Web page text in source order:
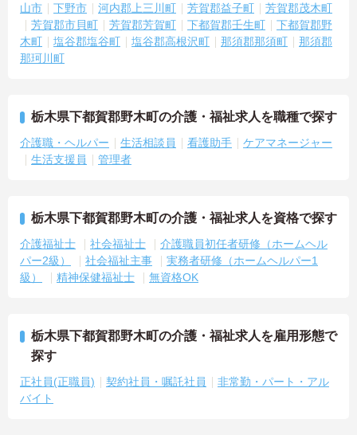
山市
下野市 河内郡上三川町 芳賀郡益子町
芳賀郡茂木町
芳賀郡市貝町
芳賀郡芳賀町 下都賀郡壬生町
下都賀郡野
木町
塩谷郡塩谷町 塩谷郡高根沢町 那須郡那須町
那須郡
那珂川町
栃木県下都賀郡野木町の介護・福祉求人を職種で探す
介護職・ヘルパー 生活相談員 看護助手
ケアマネージャー
生活支援員
管理者
栃木県下都賀郡野木町の介護・福祉求人を資格で探す
介護福祉士 社会福祉士
介護職員初任者研修（ホームヘル
パー2級）
社会福祉主事
実務者研修（ホームヘルパー1
級）
精神保健福祉士 無資格OK
栃木県下都賀郡野木町の介護・福祉求人を雇用形態で
探す
正社員(正職員) 契約社員・嘱託社員
非常勤・パート・アル
バイト